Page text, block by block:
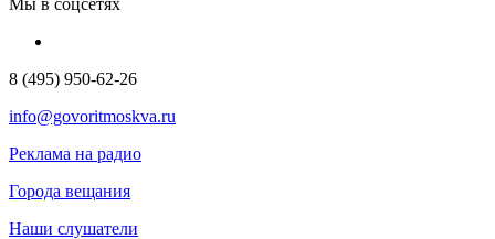
8 (495) 950-62-26
info@govoritmoskva.ru
Реклама на радио
Города вещания
Наши слушатели